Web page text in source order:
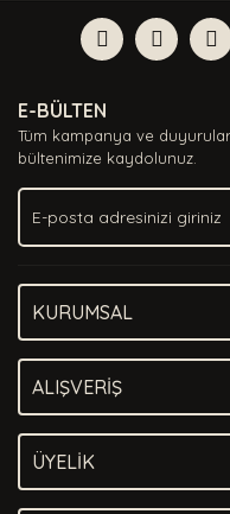
Görüş ve önerileriniz
Ürün açıklamasında
Ürün bilgilerinde
Ürün fiyatı diğer
Bu ürüne benzer farklı
E-BÜLTEN
Tüm kampanya ve
bültenimize kaydolunuz.
KURUMSAL
ALIŞVERİŞ
ÜYELİK